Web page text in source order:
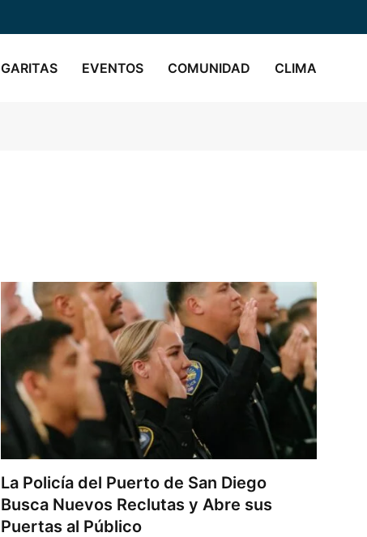
GARITAS EVENTOS COMUNIDAD CLIMA
La Policía del Puerto de San Diego
Busca Nuevos Reclutas y Abre sus
Puertas al Público